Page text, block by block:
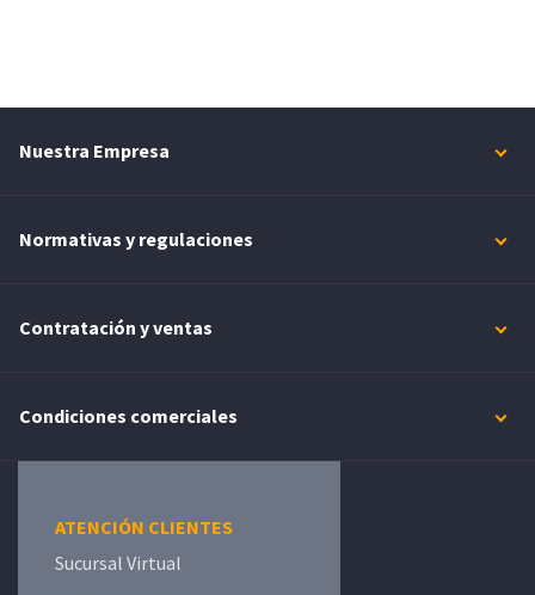
Nuestra Empresa
Normativas y regulaciones
Contratación y ventas
Condiciones comerciales
ATENCIÓN CLIENTES
Sucursal Virtual